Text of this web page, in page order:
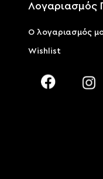
Λογαριασμός
Ο λογαριασμός
Wishlist